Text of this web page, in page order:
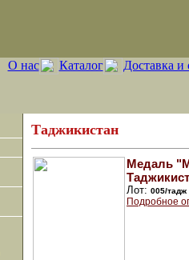
О нас Каталог Доставка и
Таджикистан
Медаль
Лот: 005/тадж
Подробное